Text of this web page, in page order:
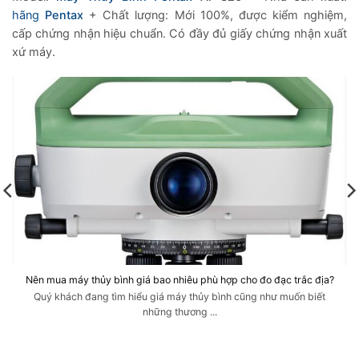
hãng Pentax + Chất lượng: Mới 100%, được kiểm nghiệm,
cấp chứng nhận hiệu chuẩn. Có đầy đủ giấy chứng nhận xuất
xứ máy.
Nên mua máy thủy bình giá bao nhiêu phù hợp cho đo đạc trắc địa?
Quý khách đang tìm hiểu giá máy thủy bình cũng như muốn biết
những thương ...